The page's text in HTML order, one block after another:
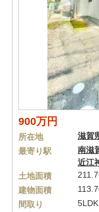
900万円
所在地 滋賀
最寄り駅
南滋
近江
土地面積
建物面積
間取り
5LDK